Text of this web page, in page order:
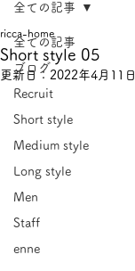
全ての記事
ブログ
Recruit
Short style
Medium style​
Long style
Men
Staff
enne
全ての記事
Short style 05
ricca-home
更新日： 2022年4月11日